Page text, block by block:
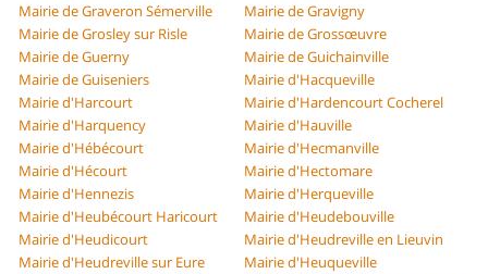
Mairie de Graveron Sémerville
Mairie de Gravigny
Mairie de Grosley sur Risle
Mairie de Grossœuvre
Mairie de Guerny
Mairie de Guichainville
Mairie de Guiseniers
Mairie d'Hacqueville
Mairie d'Harcourt
Mairie d'Hardencourt Cocherel
Mairie d'Harquency
Mairie d'Hauville
Mairie d'Hébécourt
Mairie d'Hecmanville
Mairie d'Hécourt
Mairie d'Hectomare
Mairie d'Hennezis
Mairie d'Herqueville
Mairie d'Heubécourt Haricourt
Mairie d'Heudebouville
Mairie d'Heudicourt
Mairie d'Heudreville en Lieuvin
Mairie d'Heudreville sur Eure
Mairie d'Heuqueville